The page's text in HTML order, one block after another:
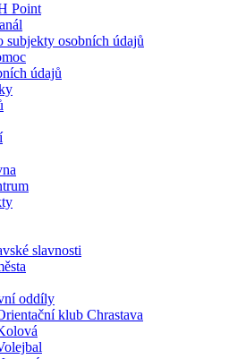
Point
subjekty osobních údajů
údajů
slavnosti
oddíly
klub Chrastava